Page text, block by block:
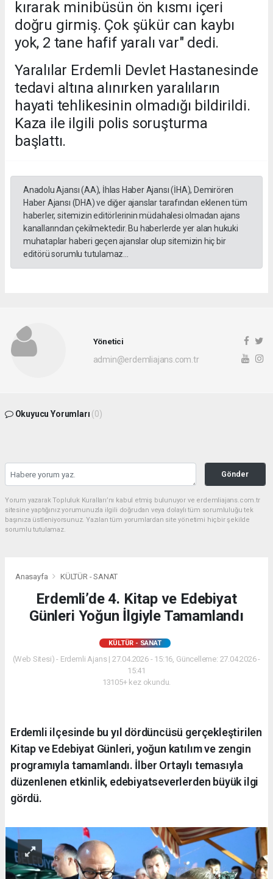
kırarak minibüsün ön kısmı içeri
doğru girmiş. Çok şükür can kaybı
yok, 2 tane hafif yaralı var" dedi.
Yaralılar Erdemli Devlet Hastanesinde
tedavi altına alınırken yaralıların
hayati tehlikesinin olmadığı bildirildi.
Kaza ile ilgili polis soruşturma
başlattı.
Anadolu Ajansı (AA), İhlas Haber Ajansı (İHA), Demirören
Haber Ajansı (DHA) ve diğer ajanslar tarafından eklenen tüm
haberler, sitemizin editörlerinin müdahalesi olmadan ajans
kanallarından çekilmektedir. Bu haberlerde yer alan hukuki
muhataplar haberi geçen ajanslar olup sitemizin hiç bir
editörü sorumlu tutulamaz...
Yönetici
admin@erdemliajans.com.tr
Okuyucu Yorumları (0)
Gönder
Yorum yazarak Topluluk Kuralları’nı kabul etmiş bulunuyor ve erdemliajans.com.tr
sitesine yaptığınız yorumunuzla ilgili doğrudan veya dolaylı tüm sorumluluğu tek
başınıza üstleniyorsunuz. Yazılan tüm yorumlardan site yönetimi hiçbir şekilde
sorumlu tutulamaz.
Anasayfa KÜLTÜR - SANAT
Erdemli’de 4. Kitap ve Edebiyat
Günleri Yoğun İlgiyle Tamamlandı
KÜLTÜR - SANAT
(Web Sitesi) - Erdemli Ajans | 27.04.2026 - 15:16, Güncelleme: 27.04.2026 -
15:41
13105+ kez okundu.
Erdemli ilçesinde bu yıl dördüncüsü gerçekleştirilen
Kitap ve Edebiyat Günleri, yoğun katılım ve zengin
programıyla tamamlandı. İlber Ortaylı temasıyla
düzenlenen etkinlik, edebiyatseverlerden büyük ilgi
gördü.